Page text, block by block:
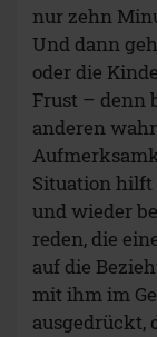
nur zehn
Und dann
oder die
Frust – denn
anderen
Situation hilft
und wieder
reden, die
auf die
mit ihm im
ausgedrückt,